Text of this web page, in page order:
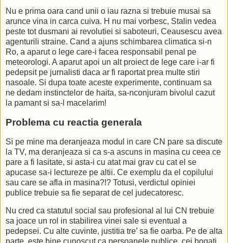
Nu e prima oara cand unii o iau razna si trebuie musai sa
arunce vina in carca cuiva. H nu mai vorbesc, Stalin vedea
peste tot dusmani ai revolutiei si saboteuri, Ceausescu avea
agenturili straine. Cand a ajuns schimbarea climatica si-n
Ro, a aparut o lege care-i facea responsabil penal pe
meteorologi. A aparut apoi un alt proiect de lege care i-ar fi
pedepsit pe jurnalisti daca ar fi raportat prea multe stiri
nasoale. Si dupa toate aceste experimente, continuam sa
ne dedam instinctelor de haita, sa-nconjuram bivolul cazut
la pamant si sa-l macelarim!
Problema cu reactia generala
Si pe mine ma deranjeaza modul in care CN pare sa discute
la TV, ma deranjeaza si ca s-a ascuns in masina cu ceea ce
pare a fi lasitate, si asta-i cu atat mai grav cu cat el se
apucase sa-i lectureze pe altii. Ce exemplu da el copilului
sau care se afla in masina?!? Totusi, verdictul opiniei
publice trebuie sa fie separat de cel judecatoresc.
Nu cred ca statutul social sau profesional al lui CN trebuie
sa joace un rol in stabilirea vinei sale si eventual a
pedepsei. Cu alte cuvinte, justitia tre’ sa fie oarba. Pe de alta